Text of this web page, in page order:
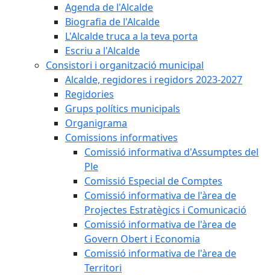
Agenda de l'Alcalde
Biografia de l'Alcalde
L'Alcalde truca a la teva porta
Escriu a l'Alcalde
Consistori i organització municipal
Alcalde, regidores i regidors 2023-2027
Regidories
Grups polítics municipals
Organigrama
Comissions informatives
Comissió informativa d'Assumptes del
Ple
Comissió Especial de Comptes
Comissió informativa de l'àrea de
Projectes Estratègics i Comunicació
Comissió informativa de l'àrea de
Govern Obert i Economia
Comissió informativa de l'àrea de
Territori